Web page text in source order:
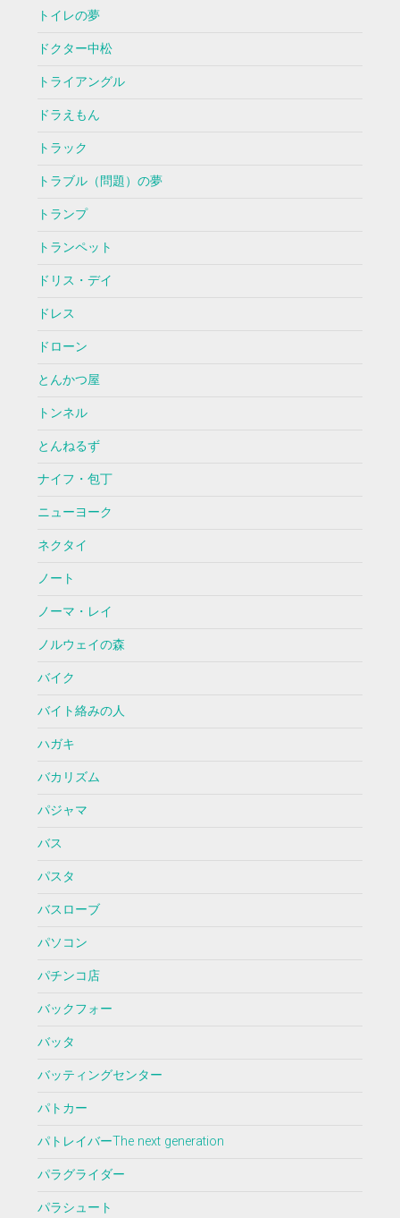
トイレの夢
ドクター中松
トライアングル
ドラえもん
トラック
トラブル（問題）の夢
トランプ
トランペット
ドリス・デイ
ドレス
ドローン
とんかつ屋
トンネル
とんねるず
ナイフ・包丁
ニューヨーク
ネクタイ
ノート
ノーマ・レイ
ノルウェイの森
バイク
バイト絡みの人
ハガキ
バカリズム
パジャマ
バス
パスタ
バスローブ
パソコン
パチンコ店
バックフォー
バッタ
バッティングセンター
パトカー
パトレイバーThe next generation
パラグライダー
パラシュート